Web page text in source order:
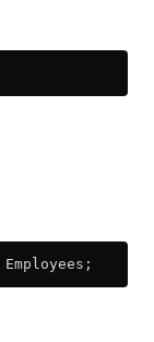
Employees;